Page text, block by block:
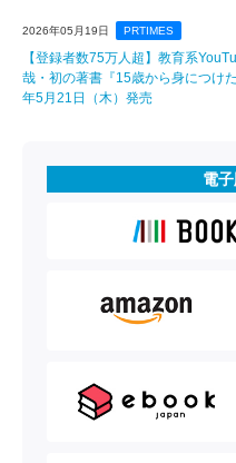
2026年05月19日 PRTIMES
【登録者数75万人超】教育系
哉・初の著書『15歳から身につけ
年5月21日（木）発売
電